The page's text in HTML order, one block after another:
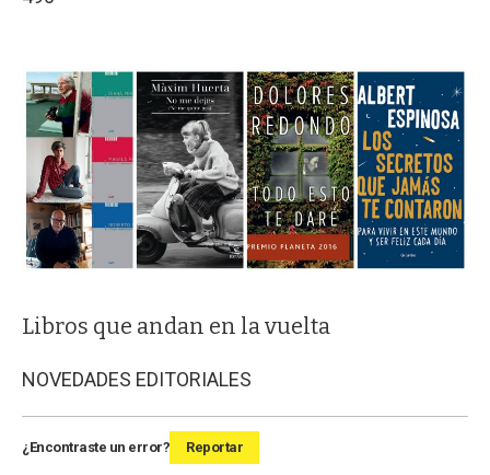
Libros que andan en la vuelta
NOVEDADES EDITORIALES
¿Encontraste un error? Reportar